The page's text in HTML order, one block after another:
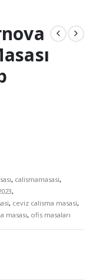
, calismamasasi,
,
, ceviz calisma masasi,
masası, ofis masaları